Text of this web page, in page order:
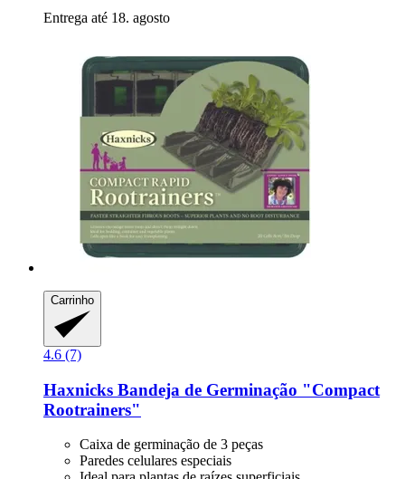
Entrega até 18. agosto
Carrinho
4.6 (7)
Haxnicks Bandeja de Germinação "Compact
Rootrainers"
Caixa de germinação de 3 peças
Paredes celulares especiais